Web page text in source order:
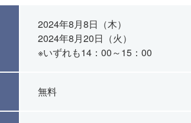
2024年8月8日（木）
2024年8月20日（火）
※いずれも14：00～15：00
無料